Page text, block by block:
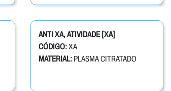
ANTI XA, ATIVIDADE [XA]
CÓDIGO:XA
MATERIAL:PLASMA CITRATADO